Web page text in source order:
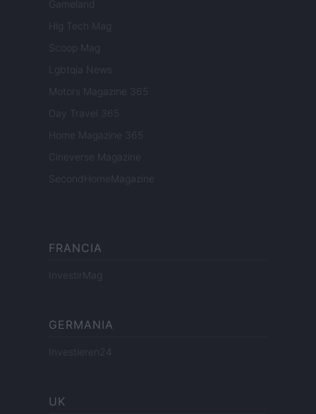
Gameland
Hig Tech Mag
Scoop Mag
Lgbtqia News
Motors Magazine 365
Day Travel 365
Home Magazine 365
Cineverse Magazine
SecondHomeMagazine
FRANCIA
InvestirMag
GERMANIA
Investieren24
UK